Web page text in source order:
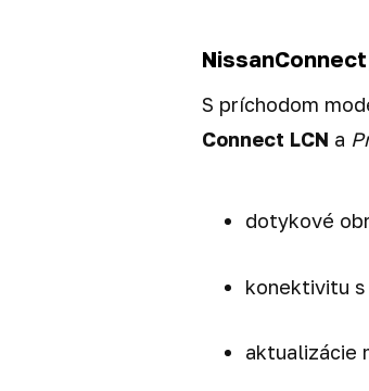
S príchodom
Connect LCN a
dotykové
konektivitu
aktualizácie